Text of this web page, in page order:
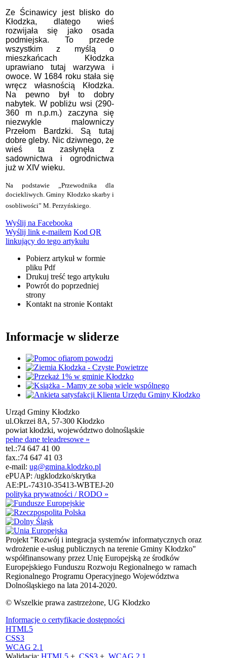
Ze Ścinawicy jest blisko do
Kłodzka, dlatego wieś
rozwijała się jako osada
podmiejska. To przede
wszystkim z myślą o
mieszkańcach Kłodzka
uprawiano tutaj warzywa i
owoce. W 1684 roku stała się
wręcz własnością Kłodzka.
Na pewno był to dobry
nabytek. W pobliżu wsi (290-
360 m n.p.m.) zaczyna się
niezwykle malowniczy
Przełom Bardzki. Są tutaj
dobre gleby. Nic dziwnego, że
wieś ta zasłynęła z
sadownictwa i ogrodnictwa
już w XIV wieku.
Na podstawie „Przewodnika dla
dociekliwych. Gminy Kłodzko skarby i
osobliwości” M. Perzyńskiego.
Wyślij na Facebooka
Wyślij link e-mailem Kod QR
linkujący do tego artykułu
Pobierz artykuł w formie
pliku Pdf
Drukuj treść tego artykułu
Powrót do poprzedniej
strony
Kontakt na stronie Kontakt
Informacje w sliderze
Urząd Gminy Kłodzko
ul.Okrzei 8A, 57-300 Kłodzko
powiat kłodzki, województwo dolnośląskie
pełne dane teleadresowe »
tel.:74 647 41 00
fax.:74 647 41 03
e-mail: ug@gmina.klodzko.pl
ePUAP: /ugklodzko/skrytka
AE:PL-74310-35413-WBTEJ-20
polityka prywatności / RODO »
Projekt "Rozwój i integracja systemów informatycznych oraz
wdrożenie e-usług publicznych na terenie Gminy Kłodzko"
współfinansowany przez Unię Europejską ze środków
Europejskiego Funduszu Rozwoju Regionalnego w ramach
Regionalnego Programu Operacyjnego Województwa
Dolnośląskiego na lata 2014-2020.
© Wszelkie prawa zastrzeżone, UG Kłodzko
Informacje o certyfikacie dostępności
HTML5
CSS3
WCAG 2.1
Walidacja: HTML5 + CSS3 + WCAG 2.1